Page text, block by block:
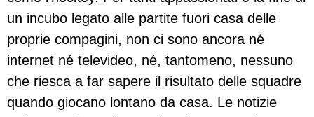
un incubo legato alle partite fuori casa delle
proprie compagini, non ci sono ancora né
internet né televideo, né, tantomeno, nessuno
che riesca a far sapere il risultato delle squadre
quando giocano lontano da casa. Le notizie